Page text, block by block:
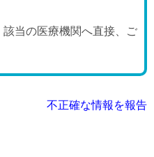
当の医療機関へ直接、ご
不正確な情報を報告